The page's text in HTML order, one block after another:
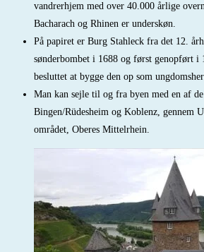
vandrerhjem med over 40.000 årlige
Bacharach og Rhinen er underskøn.
På papiret er Burg Stahleck fra det 12.
sønderbombet i 1688 og først genopført i
besluttet at bygge den op som
Man kan sejle til og fra byen med en af
Bingen/Rüdesheim og Koblenz, gennem
området, Oberes Mittelrhein.